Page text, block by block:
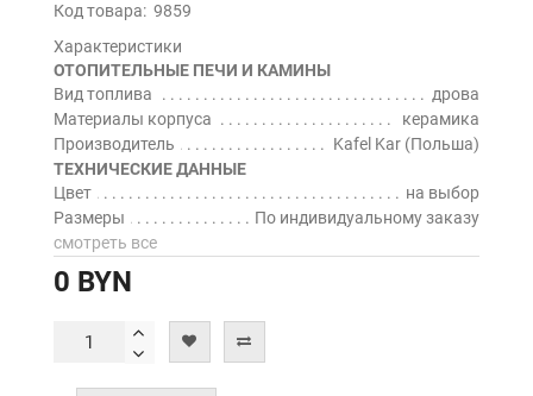
Код товара: 9859
Характеристики
ОТОПИТЕЛЬНЫЕ ПЕЧИ И КАМИНЫ
Вид топлива
дрова
Материалы корпуса
керамика
Производитель
Kafel Kar (Польша)
ТЕХНИЧЕСКИЕ ДАННЫЕ
Цвет
на выбор
Размеры
По индивидуальному заказу
смотреть все
0 BYN